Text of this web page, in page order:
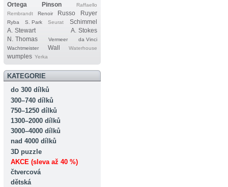
Ortega Pinson
Raffaello
Rembrandt
Renoir Russo Ruyer
Ryba S. Park Seurat
Schimmel
A. Stewart
A. Stokes
N. Thomas
Vermeer
da Vinci
Wachtmeister
Wall Waterhouse
wumples Yerka
KATEGORIE
do 300 dílků
300–740 dílků
750–1250 dílků
1300–2000 dílků
3000–4000 dílků
nad 4000 dílků
3D puzzle
AKCE (sleva až 40 %)
čtvercová
dětská